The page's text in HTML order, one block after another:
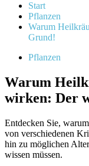
Start
Pflanzen
Warum
Grund!
Pflanzen
Warum
wirken: Der
Entdecken Sie,
von verschiedenen
hin zu möglichen
wissen müssen.